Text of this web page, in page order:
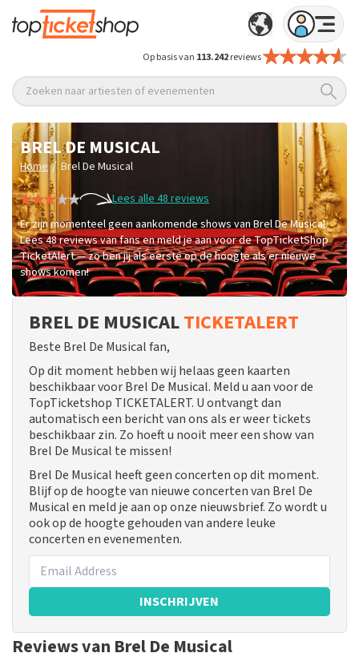
Op basis van 113.242reviews
Zoeken naar artiesten of evenementen
BREL DE MUSICAL
Home / Brel De Musical
Lees alle 48 reviews
Er zijn momenteel geen aankomende shows van Brel De Musical.
Lees 48 reviews van fans en meld je aan voor de TopTicketShop
TicketAlert — zo ben jij als eerste op de hoogte als er nieuwe
shows komen!
BREL DE MUSICALTICKETALERT
Beste Brel De Musical fan,
Op dit moment hebben wij helaas geen kaarten
beschikbaar voor Brel De Musical. Meld u aan voor de
TopTicketshop TICKETALERT. U ontvangt dan
automatisch een bericht van ons als er weer tickets
beschikbaar zin. Zo hoeft u nooit meer een show van
Brel De Musical te missen!
Brel De Musical heeft geen concerten op dit moment.
Blijf op de hoogte van nieuwe concerten van Brel De
Musical en meld je aan op onze nieuwsbrief. Zo wordt u
ook op de hoogte gehouden van andere leuke
concerten en evenementen.
INSCHRIJVEN
Reviews van Brel De Musical